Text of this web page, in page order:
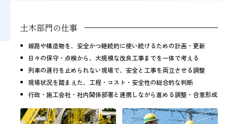
土木部門の仕事
線路や構造物を、安全かつ継続的に使い続けるための計画・更新
日々の保守・点検から、大規模な改良工事までを一体で考える
列車の運行を止められない現場で、安全と工事を両立させる調整
現場状況を踏まえた、工程・コスト・安全性の総合的な判断
行政・施工会社・社内関係部署と連携しながら進める調整・合意形成